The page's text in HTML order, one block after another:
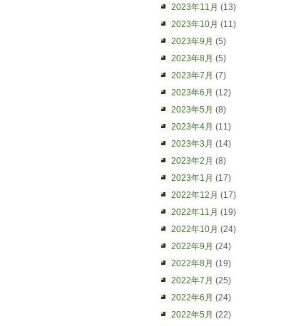
2023年11月 (13)
2023年10月 (11)
2023年9月 (5)
2023年8月 (5)
2023年7月 (7)
2023年6月 (12)
2023年5月 (8)
2023年4月 (11)
2023年3月 (14)
2023年2月 (8)
2023年1月 (17)
2022年12月 (17)
2022年11月 (19)
2022年10月 (24)
2022年9月 (24)
2022年8月 (19)
2022年7月 (25)
2022年6月 (24)
2022年5月 (22)